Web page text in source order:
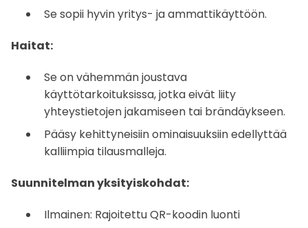
Se sopii hyvin yritys- ja ammattikäyttöön.
Haitat:
Se on vähemmän joustava
käyttötarkoituksissa, jotka eivät liity
yhteystietojen jakamiseen tai brändäykseen.
Pääsy kehittyneisiin ominaisuuksiin edellyttää
kalliimpia tilausmalleja.
Suunnitelman yksityiskohdat:
Ilmainen: Rajoitettu QR-koodin luonti